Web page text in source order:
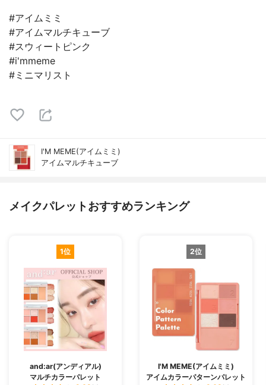
#アイムミミ
#アイムマルチキューブ
#スウィートピンク
#i'mmeme
#ミニマリスト
I'M MEME(アイムミミ)
アイムマルチキューブ
メイクパレットおすすめランキング
1位
and:ar(アンディアル)
マルチカラーパレット
2位
I'M MEME(アイムミミ)
アイムカラーパターンパレット